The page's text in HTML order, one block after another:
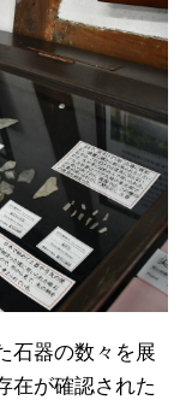
石器の数々を展
在が確認された